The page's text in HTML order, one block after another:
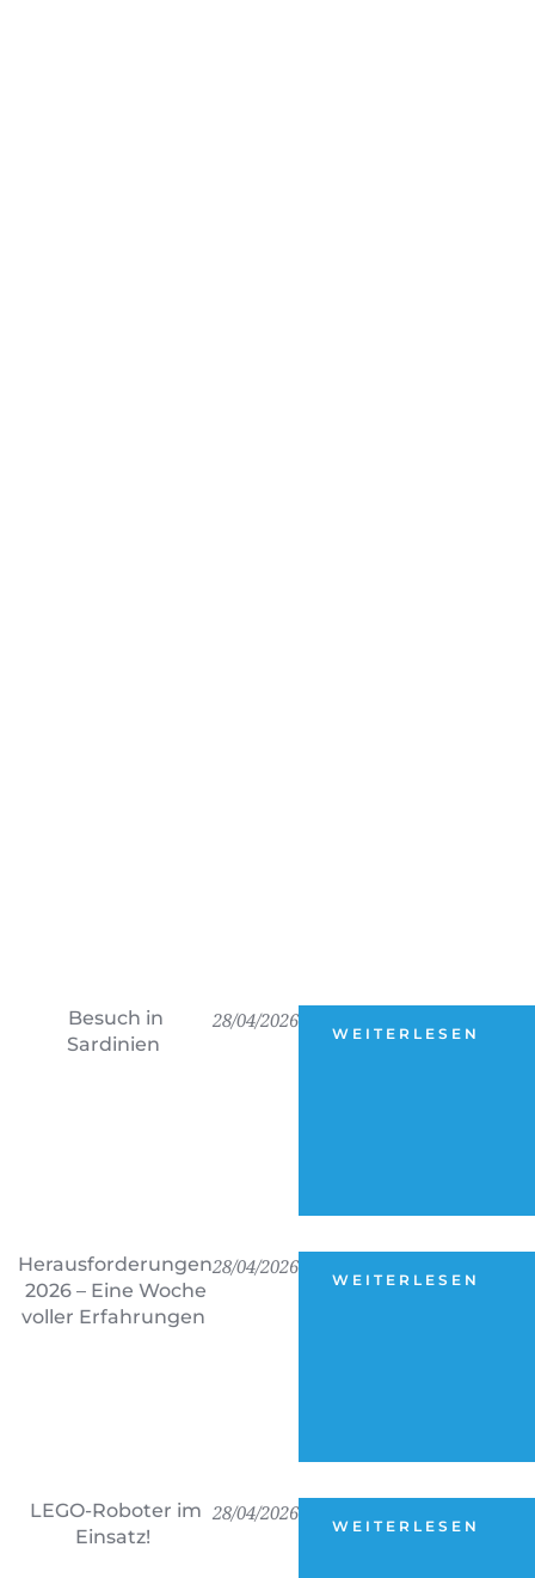
Besuch in
Sardinien
28/04/2026
WEITERLESEN
Herausforderungen
2026 – Eine Woche
voller Erfahrungen
28/04/2026
WEITERLESEN
LEGO-Roboter im
Einsatz!
28/04/2026
WEITERLESEN